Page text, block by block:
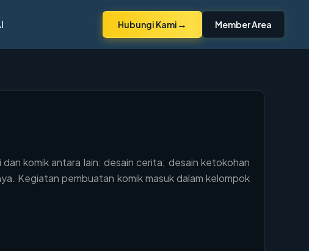
Hubungi Kami → Member Area
komik antara lain: desain cerita; desain ketokohan
Kegiatan pembuatan komik masuk dalam kelompok